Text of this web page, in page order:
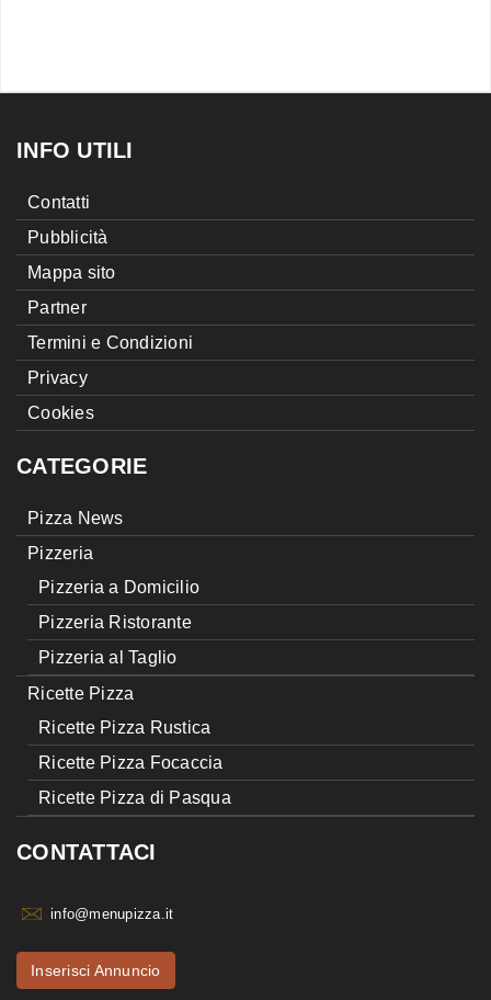
INFO UTILI
Contatti
Pubblicità
Mappa sito
Partner
Termini e Condizioni
Privacy
Cookies
CATEGORIE
Pizza News
Pizzeria
Pizzeria a Domicilio
Pizzeria Ristorante
Pizzeria al Taglio
Ricette Pizza
Ricette Pizza Rustica
Ricette Pizza Focaccia
Ricette Pizza di Pasqua
CONTATTACI
info@menupizza.it
Inserisci Annuncio